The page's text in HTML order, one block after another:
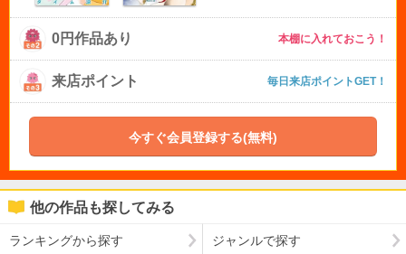
0円作品あり 本棚に入れておこう！
来店ポイント 毎日来店ポイントGET！
今すぐ会員登録する(無料)
他の作品も探してみる
ランキングから探す ジャンルで探す